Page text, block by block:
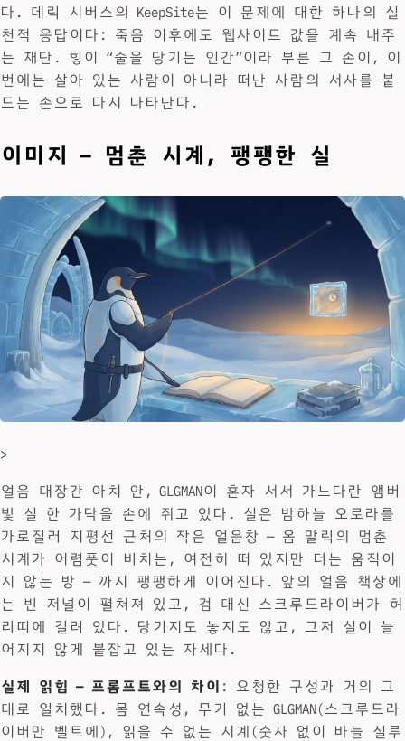
다. 데릭 시버스의 KeepSite는 이 문제에 대한 하나의 실
천적 응답이다: 죽음 이후에도 웹사이트 값을 계속 내주
는 재단. 힣이 “줄을 당기는 인간”이라 부른 그 손이, 이
번에는 살아 있는 사람이 아니라 떠난 사람의 서사를 붙
드는 손으로 다시 나타난다.
이미지 — 멈춘 시계, 팽팽한 실
>
얼음 대장간 아치 안, GLGMAN이 혼자 서서 가느다란 앰버
빛 실 한 가닥을 손에 쥐고 있다. 실은 밤하늘 오로라를
가로질러 지평선 근처의 작은 얼음창 — 옴 말릭의 멈춘
시계가 어렴풋이 비치는, 여전히 떠 있지만 더는 움직이
지 않는 방 — 까지 팽팽하게 이어진다. 앞의 얼음 책상에
는 빈 저널이 펼쳐져 있고, 검 대신 스크루드라이버가 허
리띠에 걸려 있다. 당기지도 놓지도 않고, 그저 실이 늘
어지지 않게 붙잡고 있는 자세다.
실제 읽힘 — 프롬프트와의 차이 : 요청한 구성과 거의 그
대로 일치했다. 몸 연속성, 무기 없는 GLGMAN(스크루드라
이버만 벨트에), 읽을 수 없는 시계(숫자 없이 바늘 실루